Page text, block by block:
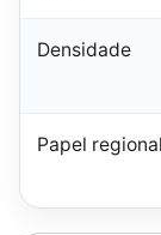
Densidade
Papel regional